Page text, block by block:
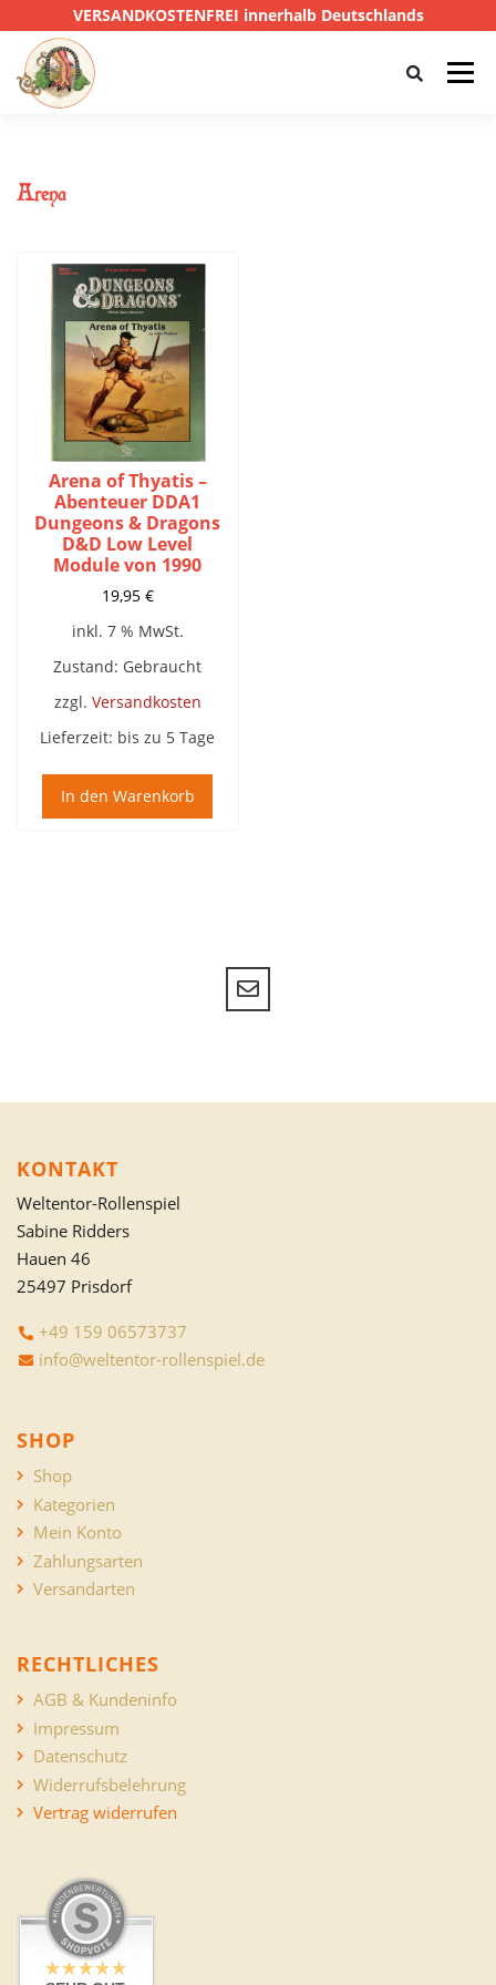
VERSANDKOSTENFREI innerhalb Deutschlands
Menü
SONSTIGE 0,00 €
Arena
Arena of Thyatis –
Abenteuer DDA1
Dungeons & Dragons
D&D Low Level
Module von 1990
19,95 €
inkl. 7 % MwSt.
Zustand: Gebraucht
zzgl. Versandkosten
Lieferzeit: bis zu 5 Tage
In den Warenkorb
KONTAKT
Weltentor-Rollenspiel
Sabine Ridders
Hauen 46
25497 Prisdorf
+49 159 06573737
info@weltentor-rollenspiel.de
SHOP
Shop
Kategorien
Mein Konto
Zahlungsarten
Versandarten
RECHTLICHES
AGB & Kundeninfo
Impressum
Datenschutz
Widerrufsbelehrung
Vertrag widerrufen